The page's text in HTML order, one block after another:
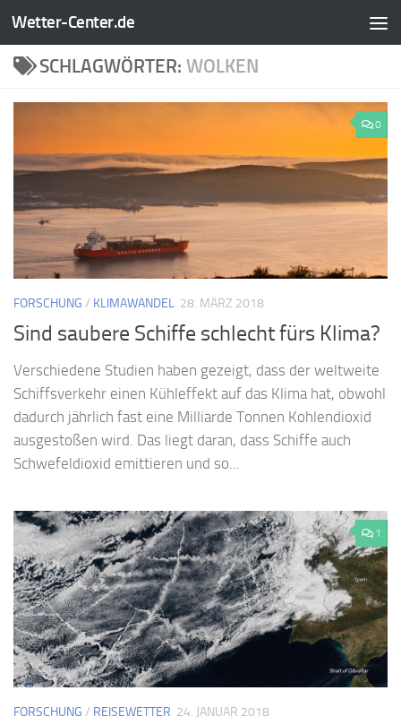
Zum Inhalt springen
Wetter-Center.de
SCHLAGWÖRTER: WOLKEN
0
FORSCHUNG / KLIMAWANDEL 28. MÄRZ 2018
Sind saubere Schiffe schlecht fürs Klima?
Verschiedene Studien haben gezeigt, dass der weltweite
Schiffsverkehr einen Kühleffekt auf das Klima hat, obwohl
dadurch jährlich fast eine Milliarde Tonnen Kohlendioxid
ausgestoßen wird. Das liegt daran, dass Schiffe auch
Schwefeldioxid emittieren und so...
1
FORSCHUNG / REISEWETTER 24. JANUAR 2018